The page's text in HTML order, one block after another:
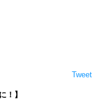
Tweet
！】